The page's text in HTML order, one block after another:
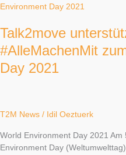
Talk2move
#AlleMachenMit
Day 2021
T2M News / Idil Oeztuerk
World Environment Day 2021
Environment Day
unterstützt
Kampagne
zum
World